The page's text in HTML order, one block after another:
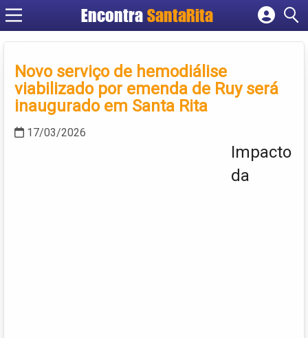
EncontraSantaRita
Cadastrar empresa
Criar conta
Novo serviço de hemodiálise
viabilizado por emenda de Ruy será
inaugurado em Santa Rita
17/03/2026
Impacto
da